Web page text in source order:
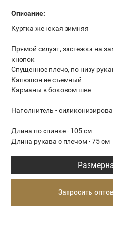
Описание:
Куртка женская зимняя
Прямой силуэт, застежка на
кнопок
Спущенное плечо, по низу
Капюшон не съемный
Карманы в боковом шве
Наполнитель -
Длина по спинке - 105 см
Длина рукава с плечом - 75 см
Запросить